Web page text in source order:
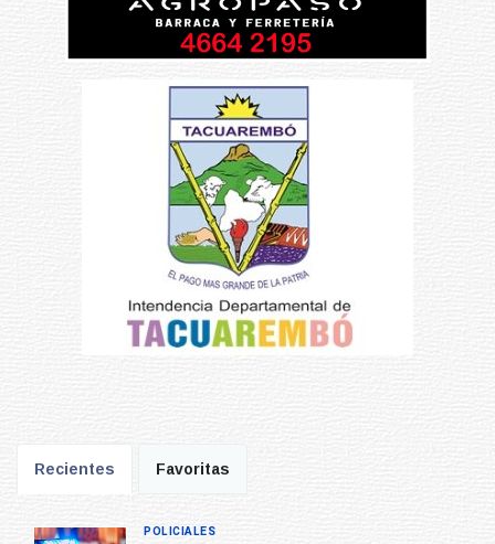
Recientes Favoritas
POLICIALES